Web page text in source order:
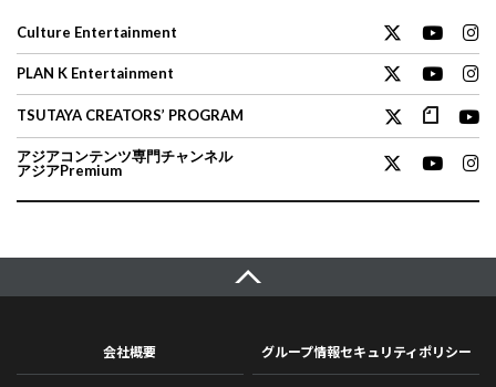
Culture Entertainment
PLAN K Entertainment
TSUTAYA CREATORS’ PROGRAM
アジアコンテンツ専門チャンネル
アジアPremium
会社概要 グループ情報セキュリティポリシー